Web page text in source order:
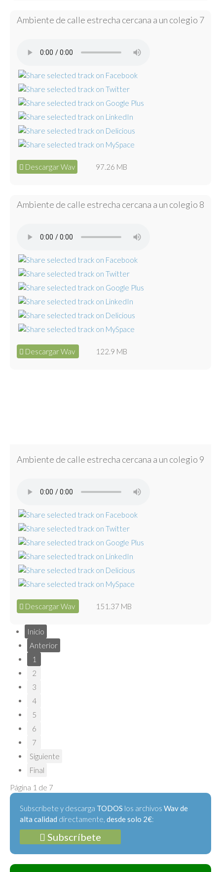
Ambiente de calle estrecha cercana a un colegio 7
Descargar Wav 97.26 MB
Ambiente de calle estrecha cercana a un colegio 8
Descargar Wav 122.9 MB
Ambiente de calle estrecha cercana a un colegio 9
Descargar Wav 151.37 MB
Inicio
Anterior
1
2
3
4
5
6
7
Siguiente
Final
Página 1 de 7
Subscríbete y descarga TODOS los archivos Wav de
alta calidad directamente, desde solo 2€:
Subscríbete